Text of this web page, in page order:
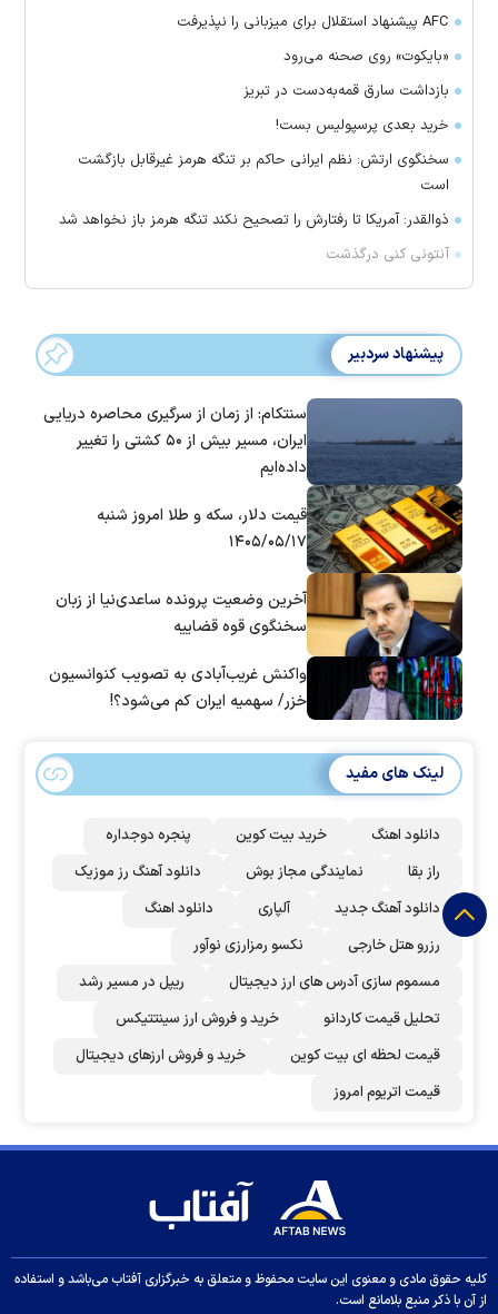
AFC پیشنهاد استقلال برای میزبانی را نپذیرفت
«بایکوت» روی صحنه می‌رود
بازداشت سارق قمه‌به‌دست در تبریز
خرید بعدی پرسپولیس بست!
سخنگوی ارتش: نظم ایرانی حاکم بر تنگه هرمز غیرقابل بازگشت
است
ذوالقدر: آمریکا تا رفتارش را تصحیح نکند تنگه هرمز باز نخواهد شد
آنتونی کنی درگذشت
پیشنهاد سردبیر
سنتکام: از زمان از سرگیری محاصره دریایی
ایران، مسیر بیش از ۵۰ کشتی را تغییر
داده‌ایم
قیمت دلار، سکه و طلا امروز شنبه
۱۴۰۵/۰۵/۱۷
آخرین وضعیت پرونده ساعدی‌نیا از زبان
سخنگوی قوه قضاییه
واکنش غریب‌آبادی به تصویب کنوانسیون
خزر/ سهمیه ایران کم می‌شود؟!
لینک های مفید
دانلود اهنگ خرید بیت کوین
پنجره دوجداره
راز بقا
نمایندگی مجاز بوش
دانلود آهنگ رز‌ موزیک
دانلود آهنگ جدید
آلپاری
دانلود اهنگ
رزرو هتل خارجی
نکسو رمزارزی نوآور
مسموم سازی آدرس های ارز دیجیتال
ریپل در مسیر رشد
تحلیل قیمت کاردانو
خرید و فروش ارز سینتتیکس
قیمت لحظه ای بیت کوین
خرید و فروش ارزهای دیجیتال
قیمت اتریوم امروز
کلیه حقوق مادی و معنوی این سایت محفوظ و متعلق به خبرگزاری آفتاب می‌باشد و استفاده
از آن با ذکر منبع بلامانع است.